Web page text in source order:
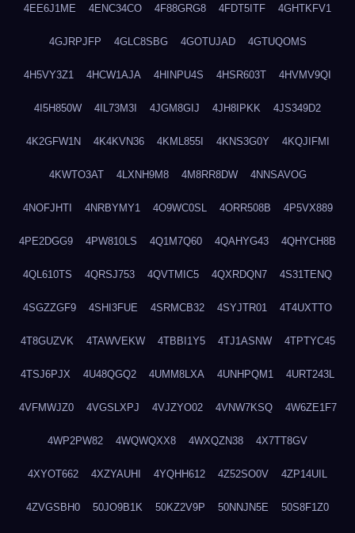
4EE6J1ME 4ENC34CO 4F88GRG8 4FDT5ITF 4GHTKFV1
4GJRPJFP 4GLC8SBG 4GOTUJAD 4GTUQOMS
4H5VY3Z1 4HCW1AJA 4HINPU4S 4HSR603T 4HVMV9QI
4I5H850W 4IL73M3I 4JGM8GIJ 4JH8IPKK 4JS349D2
4K2GFW1N 4K4KVN36 4KML855I 4KNS3G0Y 4KQJIFMI
4KWTO3AT 4LXNH9M8 4M8RR8DW 4NNSAVOG
4NOFJHTI 4NRBYMY1 4O9WC0SL 4ORR508B 4P5VX889
4PE2DGG9 4PW810LS 4Q1M7Q60 4QAHYG43 4QHYCH8B
4QL610TS 4QRSJ753 4QVTMIC5 4QXRDQN7 4S31TENQ
4SGZZGF9 4SHI3FUE 4SRMCB32 4SYJTR01 4T4UXTTO
4T8GUZVK 4TAWVEKW 4TBBI1Y5 4TJ1ASNW 4TPTYC45
4TSJ6PJX 4U48QGQ2 4UMM8LXA 4UNHPQM1 4URT243L
4VFMWJZ0 4VGSLXPJ 4VJZYO02 4VNW7KSQ 4W6ZE1F7
4WP2PW82 4WQWQXX8 4WXQZN38 4X7TT8GV
4XYOT662 4XZYAUHI 4YQHH612 4Z52SO0V 4ZP14UIL
4ZVGSBH0 50JO9B1K 50KZ2V9P 50NNJN5E 50S8F1Z0